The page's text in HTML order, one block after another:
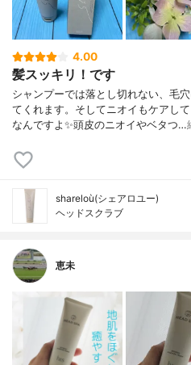
4.00
髪スッキリ！です
シャンプーでは落とし切れない、毛
てくれます。そしてニオイもケアし
なんですよ✨頭皮のニオイやベタつ…
shareloù(シェアロユー)
ヘッドスクラブ
恵未